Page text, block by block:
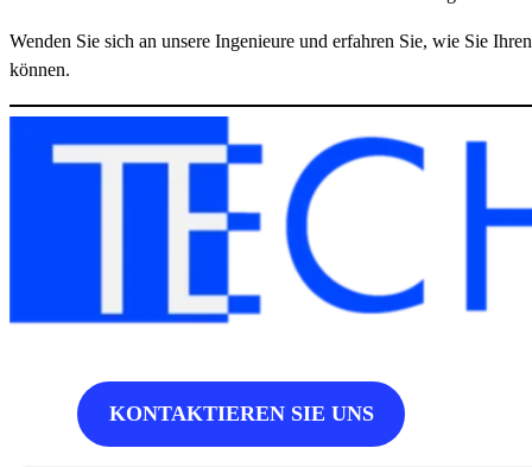
Wenden Sie sich an unsere Ingenieure und erfahren Sie, wie Sie
können.
KONTAKTIEREN SIE UNS